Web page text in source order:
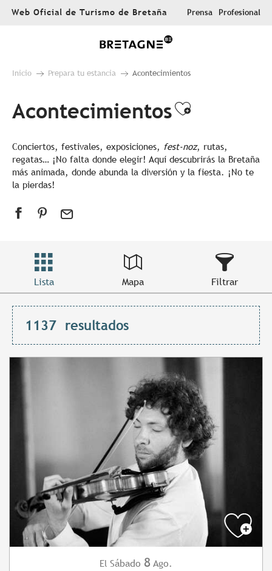
AllerWeb Oficial de Turismo de Bretaña Prensa Profesional
Inicio Prepara tu estancia Acontecimientos
AcontecimientosAjouter
Conciertos, festivales, exposiciones, fest-noz, rutas,
regatas… ¡No falta donde elegir! Aquí descubrirás la Bretaña
más animada, donde abunda la diversión y la fiesta. ¡No te
la pierdas!
Lista Mapa Filtrar
1137 resultados
El Sábado 8 Ago.